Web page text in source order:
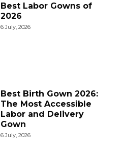
Best Labor Gowns of
2026
6 July, 2026
Best Birth Gown 2026:
The Most Accessible
Labor and Delivery
Gown
6 July, 2026